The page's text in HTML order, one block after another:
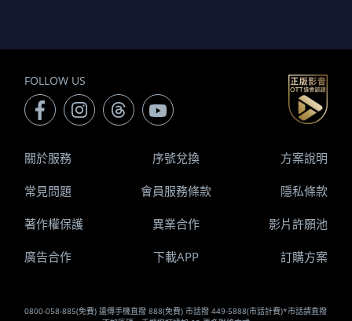
FOLLOW US
0800-058-885(免費) 遠傳手機直撥 888(免費) 市話撥 449-5888(市話計費)*市話請直撥
關於服務 序號兌換 方案說明
常見問題 會員服務條款 隱私條款
著作權保護 異業合作 影片許願池
廣告合作 下載APP 訂購方案